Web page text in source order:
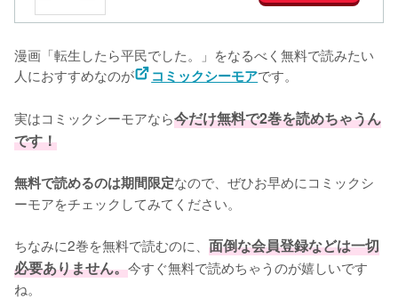
漫画「転生したら平民でした。」をなるべく無料で読みたい
人におすすめなのが
コミックシーモアです。
実はコミックシーモアなら今だけ無料で2巻を読めちゃうん
です！
無料で読めるのは期間限定なので、ぜひお早めにコミックシ
ーモアをチェックしてみてください。
ちなみに2巻を無料で読むのに、 面倒な会員登録などは一切
必要ありません。今すぐ無料で読めちゃうのが嬉しいです
ね。